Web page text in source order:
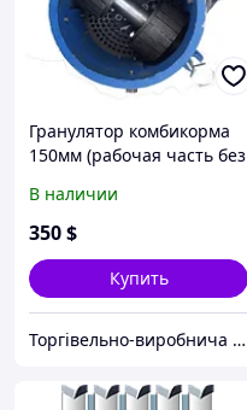
Гранулятор комбикорма
150мм (рабочая часть без
матрица , под двигатель
4кВт
В наличии
350$
Купить
Торгівельно-виробнича компанія "Трініті"